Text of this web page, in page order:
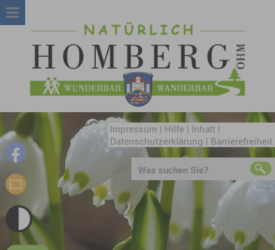
Impressum | Hilfe | Inhalt|
Datenschutzerklärung | Barrierefreiheit
Was suchen Sie?